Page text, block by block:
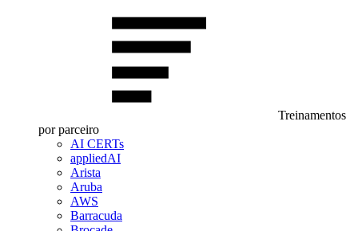
Treinamentos
por parceiro
AI CERTs
appliedAI
Arista
Aruba
AWS
Barracuda